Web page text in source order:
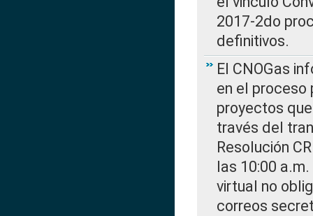
2017-2do
definitivos.
El CNOGas
en el proceso
proyectos
través del
Resolución
las 10:00
virtual no
correos